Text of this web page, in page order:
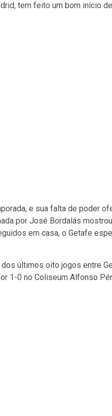
tem feito um bom início
e sua falta de poder
por José Bordalás
em casa, o Getafe
últimos oito jogos entre
1-0 no Coliseum Alfonso